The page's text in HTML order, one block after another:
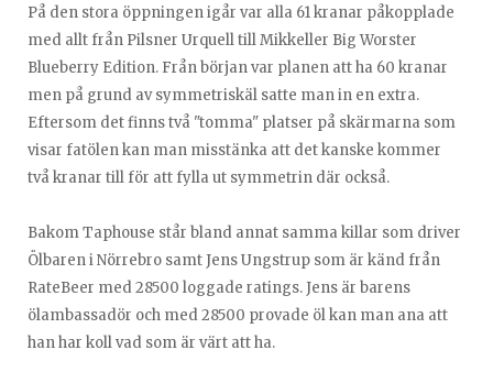
På den stora öppningen igår var alla 61 kranar påkopplade
med allt från Pilsner Urquell till Mikkeller Big Worster
Blueberry Edition. Från början var planen att ha 60 kranar
men på grund av symmetriskäl satte man in en extra.
Eftersom det finns två "tomma" platser på skärmarna som
visar fatölen kan man misstänka att det kanske kommer
två kranar till för att fylla ut symmetrin där också.
Bakom Taphouse står bland annat samma killar som driver
Ölbaren i Nörrebro samt Jens Ungstrup som är känd från
RateBeer med 28500 loggade ratings. Jens är barens
ölambassadör och med 28500 provade öl kan man ana att
han har koll vad som är värt att ha.